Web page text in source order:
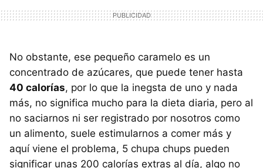
No obstante, ese pequeño caramelo es un
concentrado de azúcares, que puede tener hasta
40 calorías, por lo que la inegsta de uno y nada
más, no significa mucho para la dieta diaria, pero al
no saciarnos ni ser registrado por nosotros como
un alimento, suele estimularnos a comer más y
aquí viene el problema, 5 chupa chups pueden
significar unas 200 calorías extras al día, algo no